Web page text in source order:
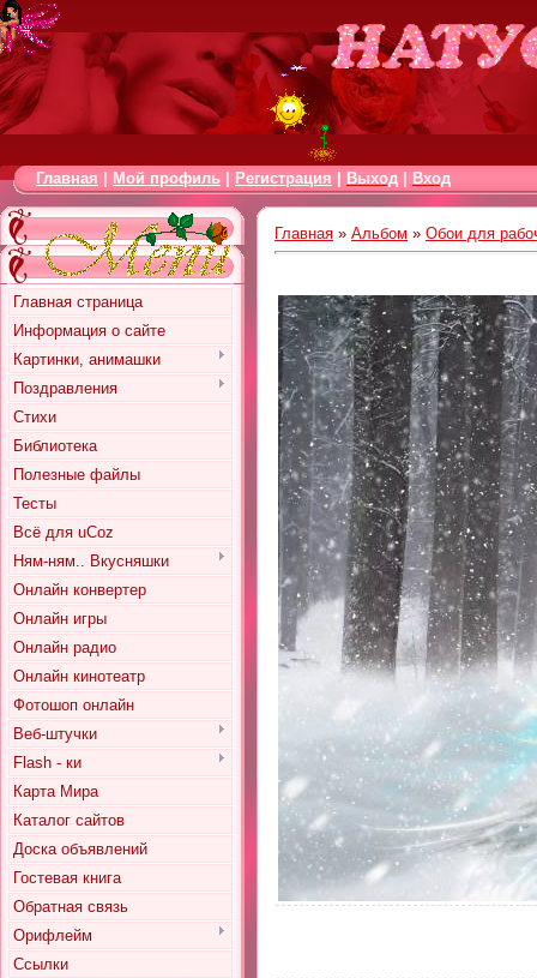
Главная Мой профиль Регистрация Выход Вход
Главная страница
Информация о сайте
Картинки, анимашки
Поздравления
Стихи
Библиотека
Полезные файлы
Тесты
Всё для uCoz
Ням-ням.. Вкусняшки
Онлайн конвертер
Онлайн игры
Онлайн радио
Онлайн кинотеатр
Фотошоп онлайн
Веб-штучки
Flash - ки
Карта Мира
Каталог сайтов
Доска объявлений
Гостевая книга
Обратная связь
Орифлейм
Ссылки
Главная » Альбом » Обои для